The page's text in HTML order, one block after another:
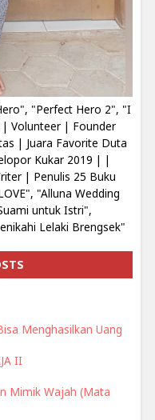
"Perfect Hero 2", "I
| Volunteer | Founder
| Juara Favorite Duta
Kukar 2019 | |
| Penulis 25 Buku
"Alluna Wedding
untuk Istri",
Lelaki Brengsek"
Menghasilkan Uang
II
Mimik Wajah (Mata